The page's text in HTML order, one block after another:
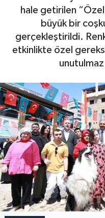
hale getirilen
büyük bir
gerçekleştirildi.
etkinlikte özel